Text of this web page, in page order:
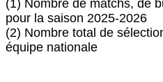
(1) Nombre de matchs, de
pour la saison 2025-2026
(2) Nombre total de
équipe nationale